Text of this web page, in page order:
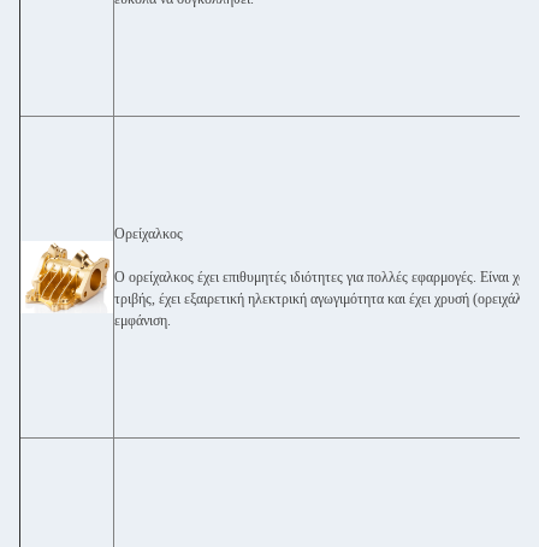
Ορείχαλκος
Ο ορείχαλκος έχει επιθυμητές ιδιότητες για πολλές εφαρμογές. Είναι
τριβής, έχει εξαιρετική ηλεκτρική αγωγιμότητα και έχει χρυσή
εμφάνιση.